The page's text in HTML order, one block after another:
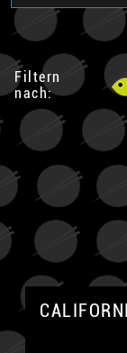
Filtern
nach: